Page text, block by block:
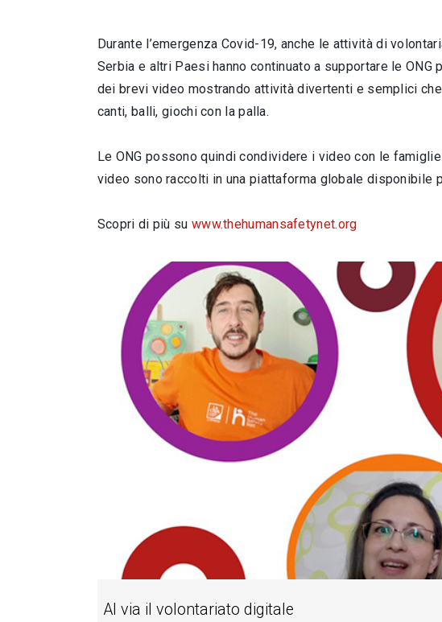
Durante l’emergenza Covid-19, anche le attività di
Serbia e altri Paesi hanno continuato a supportare le
dei brevi video mostrando attività divertenti e semplici
canti, balli, giochi con la palla.
Le ONG possono quindi condividere i video con le
video sono raccolti in una piattaforma globale disponibile
Scopri di più su www.thehumansafetynet.org
Al via il volontariato digitale